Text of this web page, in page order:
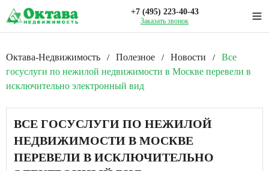
+7 (495) 223-40-43
Заказать звонок
Октава-Недвижимость / Полезное / Новости /
Все
госуслуги по нежилой недвижимости в Москве перевели в
исключительно электронный вид
ВСЕ ГОСУСЛУГИ ПО НЕЖИЛОЙ
НЕДВИЖИМОСТИ В МОСКВЕ
ПЕРЕВЕЛИ В ИСКЛЮЧИТЕЛЬНО